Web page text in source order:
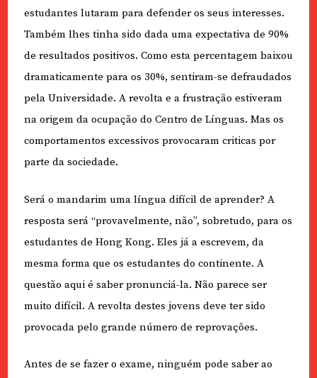
estudantes lutaram para defender os seus interesses.
Também lhes tinha sido dada uma expectativa de 90%
de resultados positivos. Como esta percentagem baixou
dramaticamente para os 30%, sentiram-se defraudados
pela Universidade. A revolta e a frustração estiveram
na origem da ocupação do Centro de Línguas. Mas os
comportamentos excessivos provocaram criticas por
parte da sociedade.
Será o mandarim uma língua difícil de aprender? A
resposta será “provavelmente, não”, sobretudo, para os
estudantes de Hong Kong. Eles já a escrevem, da
mesma forma que os estudantes do continente. A
questão aqui é saber pronunciá-la. Não parece ser
muito difícil. A revolta destes jovens deve ter sido
provocada pelo grande número de reprovações.
Antes de se fazer o exame, ninguém pode saber ao